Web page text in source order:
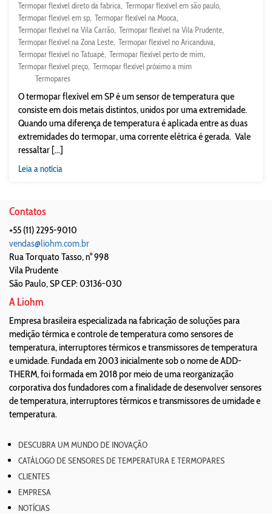
Termopar flexível direto da fabrica Termopar flexível em são paulo
Termopar flexível em sp Termopar flexível na Mooca
Termopar flexível na Vila Carrão Termopar flexível na Vila Prudente
Termopar flexível na Zona Leste Termopar flexível no Aricanduva
Termopar flexível no Tatuapé Termopar flexível perto de mim
Termopar flexível preço Termopar flexível próximo a mim
Termopares
O termopar flexível em SP é um sensor de temperatura que
consiste em dois metais distintos, unidos por uma extremidade.
Quando uma diferença de temperatura é aplicada entre as duas
extremidades do termopar, uma corrente elétrica é gerada. Vale
ressaltar [...]
Leia a notícia
Contatos
+55 (11) 2295-9010
vendas@liohm.com.br
Rua Torquato Tasso, n° 998
Vila Prudente
São Paulo,SPCEP: 03136-030
A Liohm
Empresa brasileira especializada na fabricação de soluções para
medição térmica e controle de temperatura como sensores de
temperatura, interruptores térmicos e transmissores de temperatura
e umidade. Fundada em 2003 inicialmente sob o nome de ADD-
THERM, foi formada em 2018 por meio de uma reorganização
corporativa dos fundadores com a finalidade de desenvolver sensores
de temperatura, interruptores térmicos e transmissores de umidade e
temperatura.
DESCUBRA UM MUNDO DE INOVAÇÃO
CATÁLOGO DE SENSORES DE TEMPERATURA E TERMOPARES
CLIENTES
EMPRESA
NOTÍCIAS